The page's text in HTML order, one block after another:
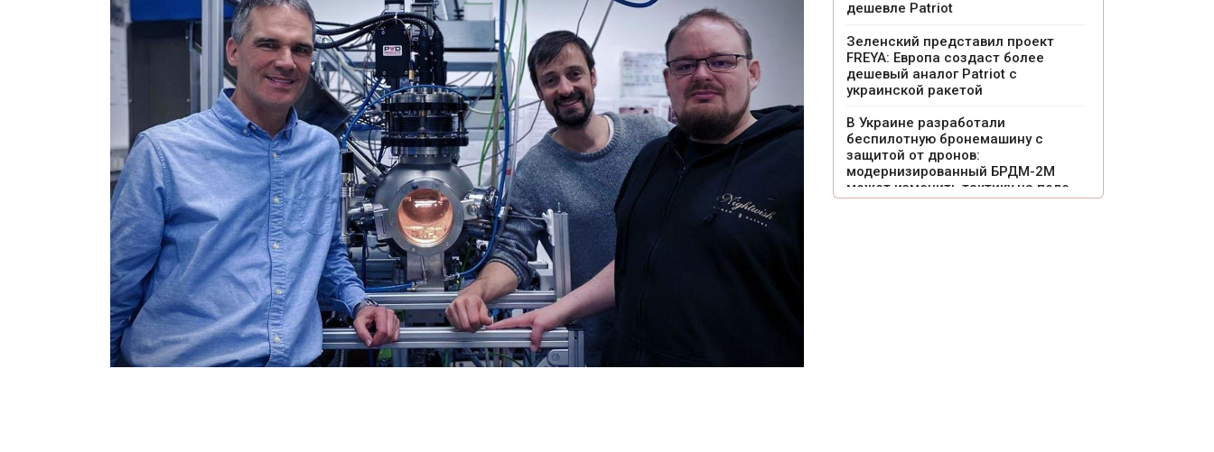
дешевле Patriot
Зеленский представил проект
FREYA: Европа создаст более
дешевый аналог Patriot с
украинской ракетой
В Украине разработали
беспилотную бронемашину с
защитой от дронов:
модернизированный БРДМ-2М
может изменить тактику на поле
боя